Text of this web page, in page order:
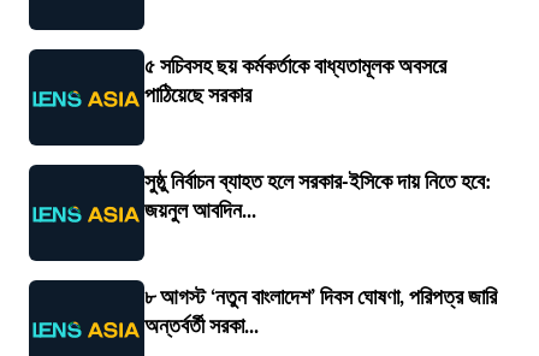
৫ সচিবসহ ছয় কর্মকর্তাকে বাধ্যতামূলক অবসরে
পাঠিয়েছে সরকার
সুষ্ঠু নির্বাচন ব্যাহত হলে সরকার-ইসিকে দায় নিতে হবে:
জয়নুল আবদিন...
৮ আগস্ট ‘নতুন বাংলাদেশ’ দিবস ঘোষণা, পরিপত্র জারি
অন্তর্বর্তী সরকা...